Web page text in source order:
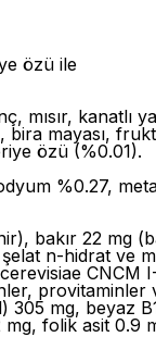
özü ile
mısır, kanatlı
mayası,
özü (%0.01).
%0.27,
bakır 22 mg
n-hidrat ve
CNCM
provitaminler
305 mg, beyaz
folik asit 0.9